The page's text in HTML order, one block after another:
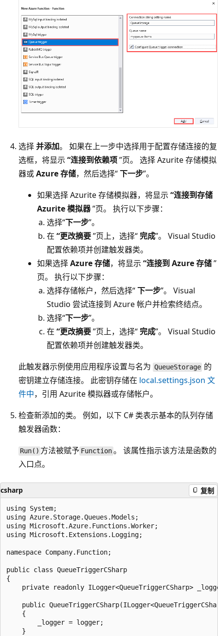
选择并添加。 如果在上一步中选择用于配置存储连接的复
选框，将显示 “连接到依赖项”页。 选择 Azurite 存储模拟
器或Azure 存储，然后选择“下一步”。
如果选择 Azurite 存储模拟器，将显示 “连接到存储
Azurite 模拟器”页。 执行以下步骤：
选择“下一步”。
在 “更改摘要”页上，选择“完成”。 Visual Studio
配置依赖项并创建触发器类。
如果选择Azure 存储，将显示 “连接到 Azure 存储”
页。 执行以下步骤：
选择存储帐户，然后选择“下一步”。 Visual
Studio 尝试连接到 Azure 帐户并检索终结点。
选择“下一步”。
在 “更改摘要”页上，选择“完成”。 Visual Studio
配置依赖项并创建触发器类。
此触发器示例使用应用程序设置与名为 QueueStorage 的
密钥建立存储连接。 此密钥存储在 local.settings.json 文
件中，引用 Azurite 模拟器或存储帐户。
检查新添加的类。 例如，以下 C# 类表示基本的队列存储
触发器函数：
Run() 方法被赋予 Function。 该属性指示该方法是函数的
入口点。
csharp 复制
using System;
using Azure.Storage.Queues.Models;
using Microsoft.Azure.Functions.Worker;
using Microsoft.Extensions.Logging;
namespace Company.Function;
public class QueueTriggerCSharp
{
private readonly ILogger<QueueTriggerCSharp>
public
    {
        _logger = logger;
    }